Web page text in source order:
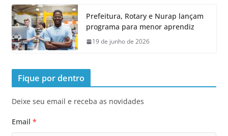
Prefeitura, Rotary e Nurap lançam
programa para menor aprendiz
19 de junho de 2026
Fique por dentro
Deixe seu email e receba as novidades
Email *